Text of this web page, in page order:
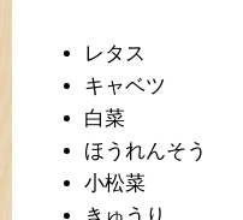
レタス
キャベツ
白菜
ほうれんそう
小松菜